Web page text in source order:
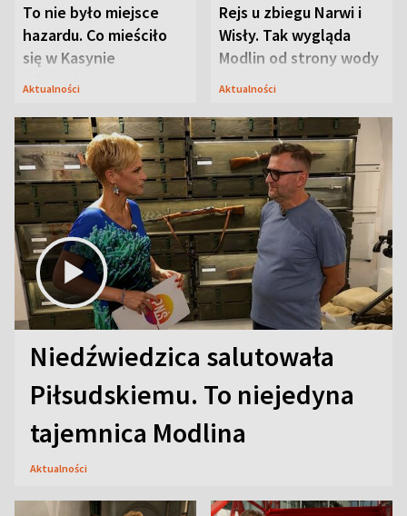
To nie było miejsce
hazardu. Co mieściło
się w Kasynie
Oficerskim?
Aktualności
Rejs u zbiegu Narwi i
Wisły. Tak wygląda
Modlin od strony wody
Aktualności
Niedźwiedzica salutowała
Piłsudskiemu. To niejedyna
tajemnica Modlina
Aktualności